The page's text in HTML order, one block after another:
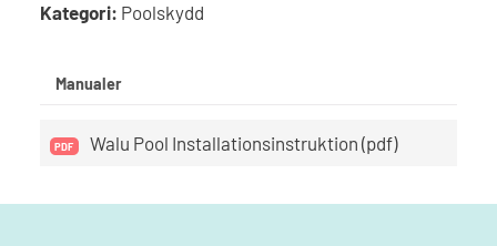
Kategori: Poolskydd
Manualer
Walu Pool Installationsinstruktion (pdf)